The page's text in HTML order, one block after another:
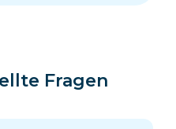
Fragen